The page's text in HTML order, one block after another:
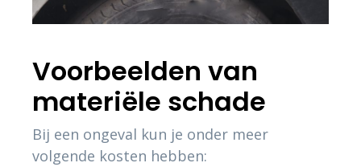
Voorbeelden van
materiële schade
Bij een ongeval kun je onder meer
volgende kosten hebben: